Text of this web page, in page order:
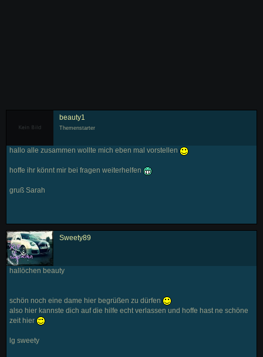
beauty1
Themenstarter
hallo alle zusammen wollte mich eben mal vorstellen
hoffe ihr könnt mir bei fragen weiterhelfen
gruß Sarah
Sweety89
hallöchen beauty
schön noch eine dame hier begrüßen zu dürfen
also hier kannste dich auf die hilfe echt verlassen und hoffe hast ne schöne
zeit hier
lg sweety